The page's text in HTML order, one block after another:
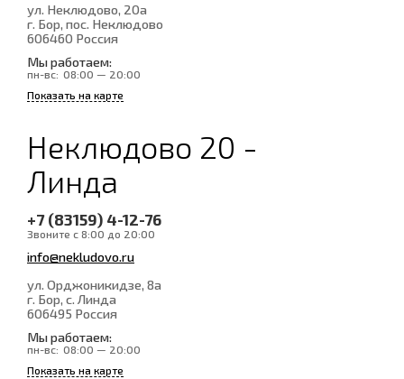
ул. Неклюдово, 20а
г. Бор, пос. Неклюдово
606460 Россия
Мы работаем:
пн-вс: 08:00 — 20:00
Показать на карте
Неклюдово 20 -
Линда
+7 (83159) 4-12-76
Звоните с 8:00 до 20:00
info@nekludovo.ru
ул. Орджоникидзе, 8а
г. Бор, с. Линда
606495 Россия
Мы работаем:
пн-вс: 08:00 — 20:00
Показать на карте